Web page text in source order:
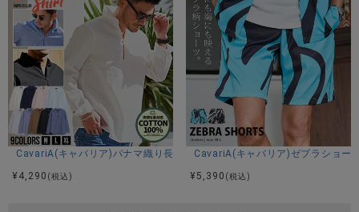
アイテムガイド
伸縮性-なし 透け感-多少あり 生地の厚み-普通 裏地-なし
※当店スタッフの個人的な感想になります。お客様により、感
じ方等異なる場合がございますので、あくまでもご参考とし
てご利用ください。
CavariA(キャバリア)パナマ織り長袖カプリシャツ/全9色
¥ 4,290 (税込)
CavariA(キャバリア)ゼブラショー
¥ 5,390 (税込)